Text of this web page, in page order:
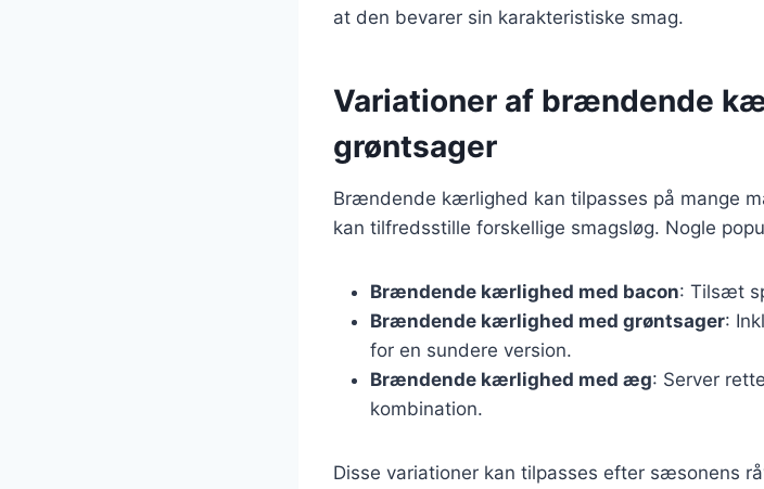
at den bevarer sin karakteristiske smag.
Variationer af brændende
grøntsager
Brændende kærlighed kan tilpasses på mange
kan tilfredsstille forskellige smagsløg. Nogle
Brændende kærlighed med bacon: Tilsæt
Brændende kærlighed med grøntsager:
for en sundere version.
Brændende kærlighed med æg: Server
kombination.
Disse variationer kan tilpasses efter sæsonens